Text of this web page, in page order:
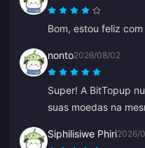
Bom, estou feliz com
nonto2026/08/02
Super! A BitTopup
suas moedas na
Siphilisiwe Phiri2026/